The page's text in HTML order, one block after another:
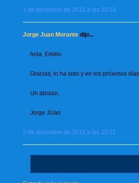
1 de diciembre de 2012 a las 20:53
Jorge Juan Morante dijo...
hola, Emilio
Gracias, lo ha sido y en los próximos
Un abrazo,
Jorge JUan
2 de diciembre de 2012 a las 10:11